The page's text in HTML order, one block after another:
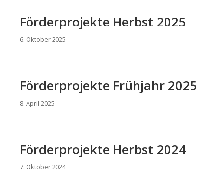
Förderprojekte Herbst 2025
6. Oktober 2025
Förderprojekte Frühjahr 2025
8. April 2025
Förderprojekte Herbst 2024
7. Oktober 2024